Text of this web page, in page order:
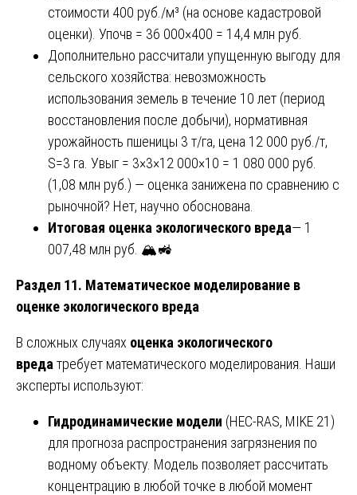
стоимости 400 руб./м³ (на основе кадастровой
оценки). Упочв = 36 000×400 = 14,4 млн руб.
Дополнительно рассчитали упущенную выгоду для
сельского хозяйства: невозможность
использования земель в течение 10 лет (период
восстановления после добычи), нормативная
урожайность пшеницы 3 т/га, цена 12 000 руб./т,
S=3 га. Увыг = 3×3×12 000×10 = 1 080 000 руб.
(1,08 млн руб.) — оценка занижена по сравнению с
рыночной? Нет, научно обоснована.
Итоговая оценка экологического вреда— 1
007,48 млн руб. 🏔️🚜
Раздел 11. Математическое моделирование в
оценке экологического вреда
В сложных случаях оценка экологического
вреда требует математического моделирования. Наши
эксперты используют:
Гидродинамические модели (HEC-RAS, MIKE 21)
для прогноза распространения загрязнения по
водному объекту. Модель позволяет рассчитать
концентрацию в любой точке в любой момент